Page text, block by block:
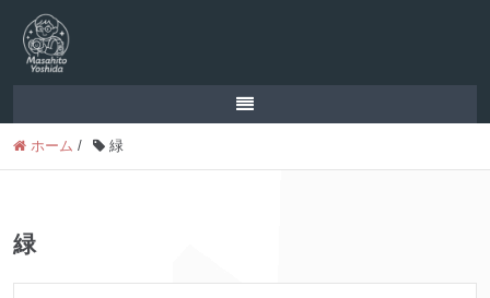
ホーム / 緑
緑